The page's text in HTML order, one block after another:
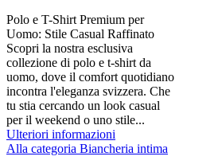
Polo e T-Shirt Premium per
Uomo: Stile Casual Raffinato
Scopri la nostra esclusiva
collezione di polo e t-shirt da
uomo, dove il comfort quotidiano
incontra l'eleganza svizzera. Che
tu stia cercando un look casual
per il weekend o uno stile...
Ulteriori informazioni
Alla categoria Biancheria intima